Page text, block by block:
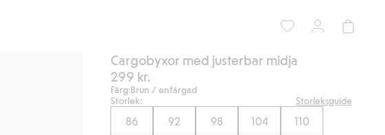
Cargobyxor med justerbar midja
299 kr.
Färg:Brun / enfärgad
Storlek:
Storleksguide
86 92 98 104 110